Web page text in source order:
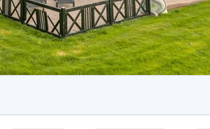
Ferienhäuser Klegod
Ferienhäuser Lodbjerg Hede
Ferienhäuser Nr. Lyngvig